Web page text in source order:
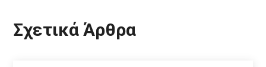
Σχετικά Άρθρα